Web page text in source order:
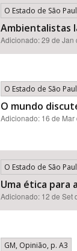
O Estado de São
Ambientalistas
Adicionado: 29 de
O Estado de São
O mundo
Adicionado: 16 de Mar
O Estado de São
Uma ética para
Adicionado: 12 de Set
GM, Opinião, p. A3